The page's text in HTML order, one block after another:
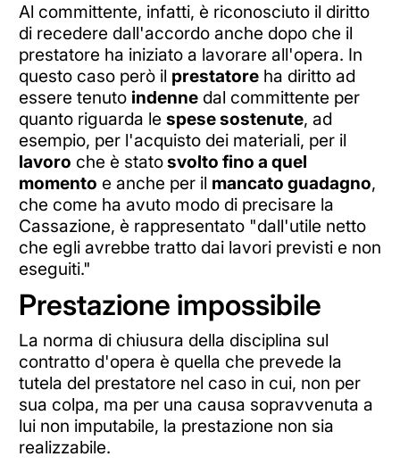
Al committente, infatti, è riconosciuto il diritto
di recedere dall'accordo anche dopo che il
prestatore ha iniziato a lavorare all'opera. In
questo caso però il prestatoreha diritto ad
essere tenuto indennedal committente per
quanto riguarda le spese sostenute, ad
esempio, per l'acquisto dei materiali, per il
lavoro che è statosvolto fino a quel
momento e anche per il mancato guadagno,
che come ha avuto modo di precisare la
Cassazione, è rappresentato "dall'utile netto
che egli avrebbe tratto dai lavori previsti e non
eseguiti."
Prestazione impossibile
La norma di chiusura della disciplina sul
contratto d'opera è quella che prevede la
tutela del prestatore nel caso in cui, non per
sua colpa, ma per una causa sopravvenuta a
lui non imputabile, la prestazione non sia
realizzabile.